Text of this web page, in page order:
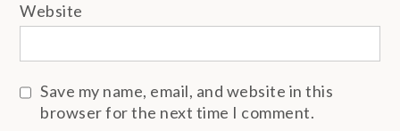
Website
Save my name, email, and website in this
browser for the next time I comment.